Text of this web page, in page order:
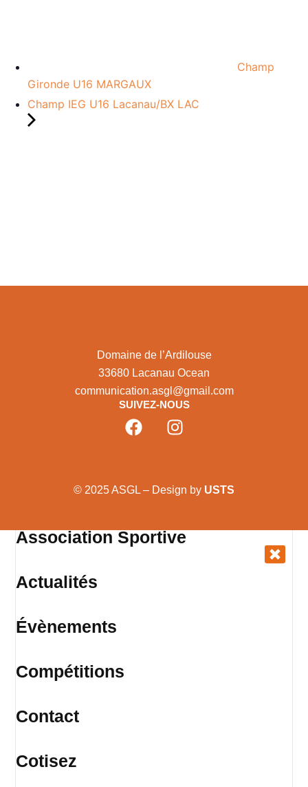
Champ
Gironde U16 MARGAUX
Champ IEG U16 Lacanau/BX LAC
Domaine de l’Ardilouse
33680 Lacanau Ocean
communication.asgl@gmail.com
SUIVEZ-NOUS
© 2025 ASGL – Design by USTS
Association Sportive
Actualités
Évènements
Compétitions
Contact
Cotisez